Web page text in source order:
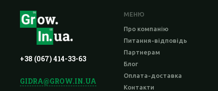
+38 (067) 414-33-63
GIDRA@GROW.IN.UA
МЕНЮ
Про компанію
Питання-відповідь
Партнерам
Блог
Оплата-доставка
Контакти